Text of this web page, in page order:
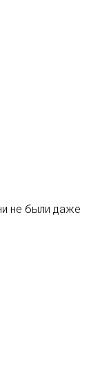
не были даже